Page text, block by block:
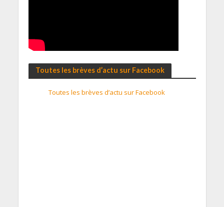
Toutes les brèves d’actu sur Facebook
Toutes les brèves d’actu sur Facebook